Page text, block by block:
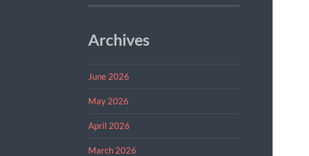
Archives
June 2026
May 2026
April 2026
March 2026